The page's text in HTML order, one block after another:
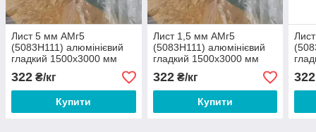
Лист 5 мм АМг5
(5083Н111) алюмінієвий
гладкий 1500х3000 мм
322 ₴/кг
Купити
Лист 1,5 мм АМг5
(5083Н111) алюмінієвий
гладкий 1500х3000 мм
322₴/кг
Купити
322